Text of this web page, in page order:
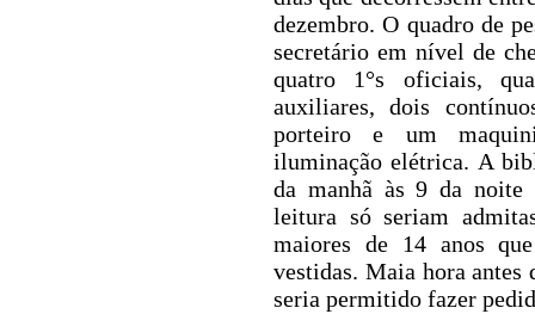
dezembro.O quadro de
secretário em nível de
quatro 1°s oficiais,
auxiliares, dois
porteiro e um
iluminação elétrica. A
da manhã às 9 da noite
leitura só seriam
maiores de 14 anos que
vestidas. Maia hora antes
seria permitido fazer